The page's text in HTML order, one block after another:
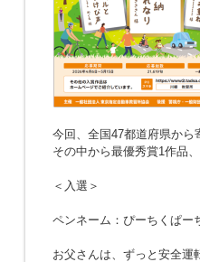
今回、全国47都道府県から
その中から最優秀賞1作品
＜入選＞
ペンネーム：ぴーちくぱー
お父さんは、ずっと安全運